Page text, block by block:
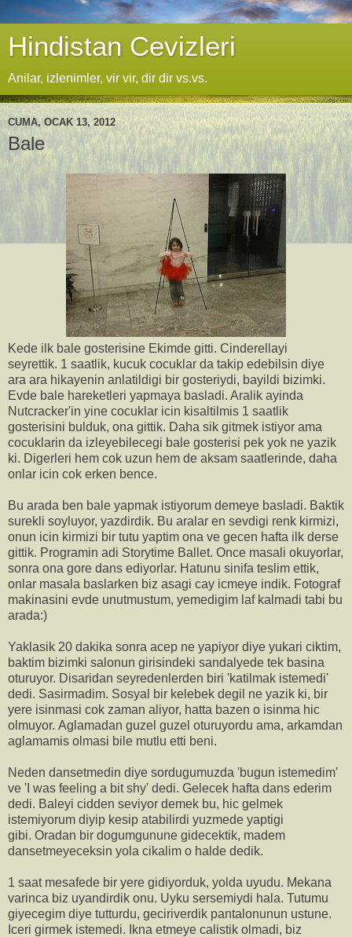
Hindistan Cevizleri
Anilar, izlenimler, vir vir, dir dir vs.vs.
CUMA, OCAK 13, 2012
Bale
Kede ilk bale gosterisine Ekimde gitti. Cinderellayi
seyrettik. 1 saatlik, kucuk cocuklar da takip edebilsin diye
ara ara hikayenin anlatildigi bir gosteriydi, bayildi bizimki.
Evde bale hareketleri yapmaya basladi. Aralik ayinda
Nutcracker'in yine cocuklar icin kisaltilmis 1 saatlik
gosterisini bulduk, ona gittik. Daha sik gitmek istiyor ama
cocuklarin da izleyebilecegi bale gosterisi pek yok ne yazik
ki. Digerleri hem cok uzun hem de aksam saatlerinde, daha
onlar icin cok erken bence.
Bu arada ben bale yapmak istiyorum demeye basladi. Baktik
surekli soyluyor, yazdirdik. Bu aralar en sevdigi renk kirmizi,
onun icin kirmizi bir tutu yaptim ona ve gecen hafta ilk derse
gittik. Programin adi Storytime Ballet. Once masali okuyorlar,
sonra ona gore dans ediyorlar. Hatunu sinifa teslim ettik,
onlar masala baslarken biz asagi cay icmeye indik. Fotograf
makinasini evde unutmustum, yemedigim laf kalmadi tabi bu
arada:)
Yaklasik 20 dakika sonra acep ne yapiyor diye yukari ciktim,
baktim bizimki salonun girisindeki sandalyede tek basina
oturuyor. Disaridan seyredenlerden biri 'katilmak istemedi'
dedi. Sasirmadim. Sosyal bir kelebek degil ne yazik ki, bir
yere isinmasi cok zaman aliyor, hatta bazen o isinma hic
olmuyor. Aglamadan guzel guzel oturuyordu ama, arkamdan
aglamamis olmasi bile mutlu etti beni.
Neden dansetmedin diye sordugumuzda 'bugun istemedim'
ve 'I was feeling a bit shy' dedi. Gelecek hafta dans ederim
dedi. Baleyi cidden seviyor demek bu, hic gelmek
istemiyorum diyip kesip atabilirdi yuzmede yaptigi
gibi. Oradan bir dogumgunune gidecektik, madem
dansetmeyeceksin yola cikalim o halde dedik.
1 saat mesafede bir yere gidiyorduk, yolda uyudu. Mekana
varinca biz uyandirdik onu. Uyku sersemiydi hala. Tutumu
giyecegim diye tutturdu, geciriverdik pantalonunun ustune.
Iceri girmek istemedi. Ikna etmeye calistik olmadi, biz